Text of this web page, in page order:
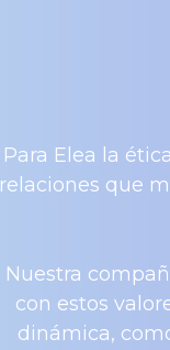
Para Elea la
relaciones que
Nuestra
con estos
dinámica,